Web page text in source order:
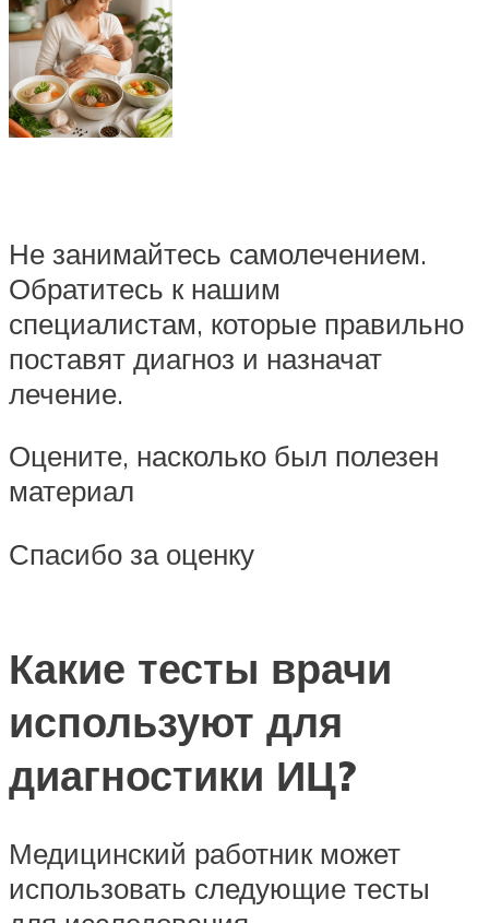
Не занимайтесь самолечением.
Обратитесь к нашим
специалистам, которые правильно
поставят диагноз и назначат
лечение.
Оцените, насколько был полезен
материал
Спасибо за оценку
Какие тесты врачи
используют для
диагностики ИЦ?
Медицинский работник может
использовать следующие тесты